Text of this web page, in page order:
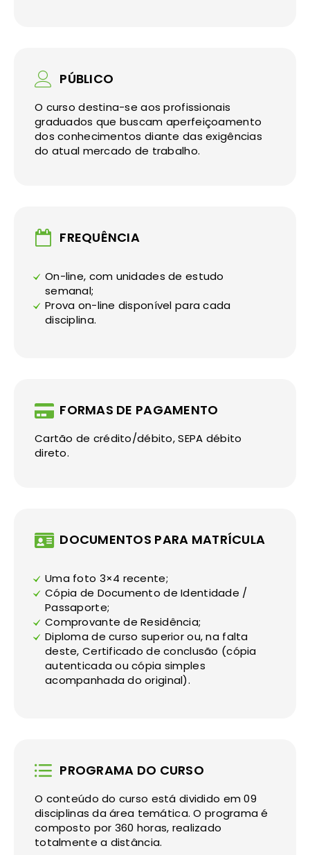
PÚBLICO
O curso destina-se aos profissionais
graduados que buscam aperfeiçoamento
dos conhecimentos diante das exigências
do atual mercado de trabalho.
FREQUÊNCIA
On-line, com unidades de estudo
semanal;
Prova on-line disponível para cada
disciplina.
FORMAS DE PAGAMENTO
Cartão de crédito/débito, SEPA débito
direto.
DOCUMENTOS PARA MATRÍCULA
Uma foto 3×4 recente;
Cópia de Documento de Identidade /
Passaporte;
Comprovante de Residência;
Diploma de curso superior ou, na falta
deste, Certificado de conclusão (cópia
autenticada ou cópia simples
acompanhada do original).
PROGRAMA DO CURSO
O conteúdo do curso está dividido em 09
disciplinas da área temática. O programa é
composto por 360 horas, realizado
totalmente a distância.